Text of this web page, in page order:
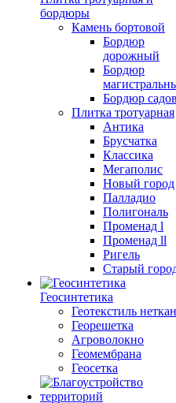
бордюры
Камень бортовой
Бордюр
дорожный
Бордюр
Бордюр
Плитка тротуарная
Антика
Брусчатка
Классика
Мегаполис
Новый город
Палладио
Полигональ
Променад l
Променад ll
Ригель
Старый
Геосинтетика
Геотекстиль
Георешетка
Агроволокно
Геомембрана
Геосетка